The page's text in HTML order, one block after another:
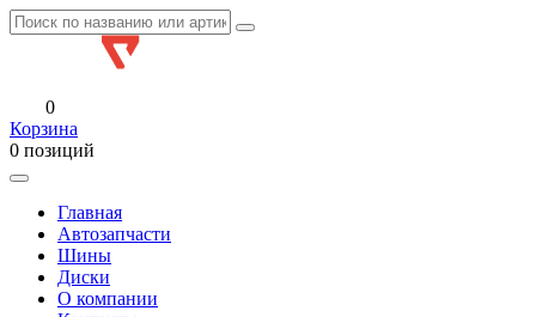
0
Корзина
0 позиций
Главная
Автозапчасти
Шины
Диски
О компании